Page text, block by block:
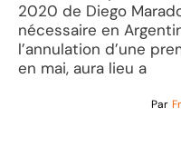
2020 de Diego
nécessaire en
l’annulation d’une
en mai, aura lieu a
Par